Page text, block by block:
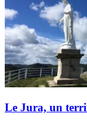
Le Jura, un